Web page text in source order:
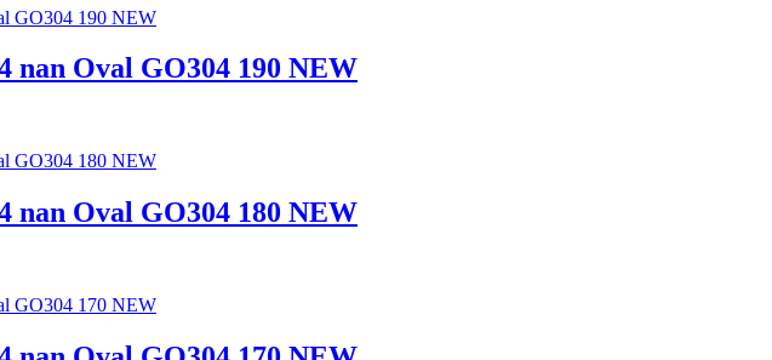
nan Oval GO304 190 NEW
nan Oval GO304 180 NEW